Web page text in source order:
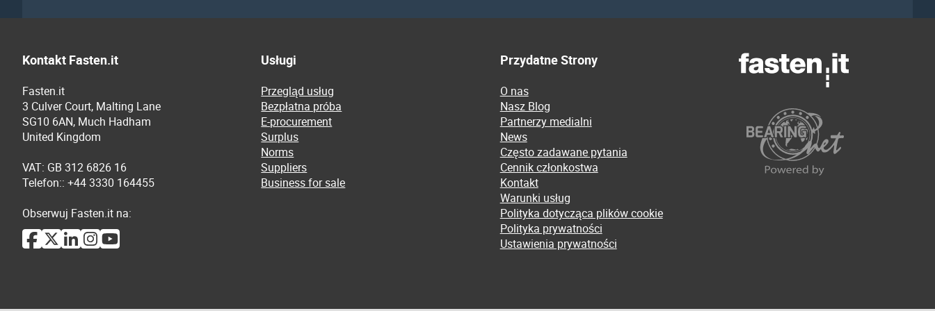
Kontakt Fasten.it
Fasten.it
3 Culver Court, Malting Lane
SG10 6AN, Much Hadham
United Kingdom
VAT: GB 312 6826 16
Telefon:: +44 3330 164455
Obserwuj Fasten.it na:
Usługi
Przegląd usług
Bezpłatna próba
E-procurement
Surplus
Norms
Suppliers
Business for sale
Przydatne Strony
O nas
Nasz Blog
Partnerzy medialni
News
Często zadawane pytania
Cennik członkostwa
Kontakt
Warunki usług
Polityka dotycząca plików cookie
Polityka prywatności
Ustawienia prywatności